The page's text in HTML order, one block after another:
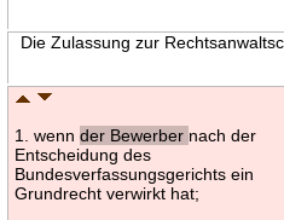
Die Zulassung zur
1. wennder Bewerber nach der
Entscheidung des
Bundesverfassungsgerichts ein
Grundrecht verwirkt hat;